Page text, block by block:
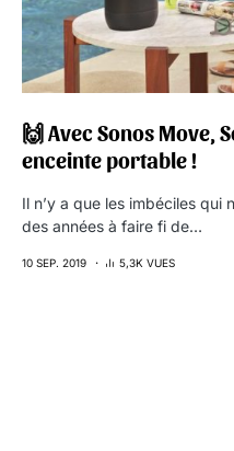
🙌 Avec Sonos Move,
enceinte portable !
Il n’y a que les imbéciles qui
des années à faire fi de…
10 SEP. 2019 5,3K VUES